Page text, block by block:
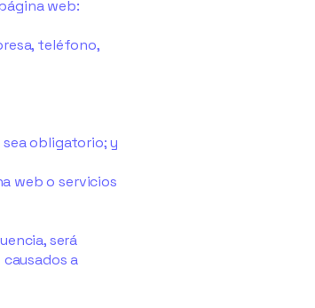
web:
teléfono,
obligatorio; y
web o servicios
será
a